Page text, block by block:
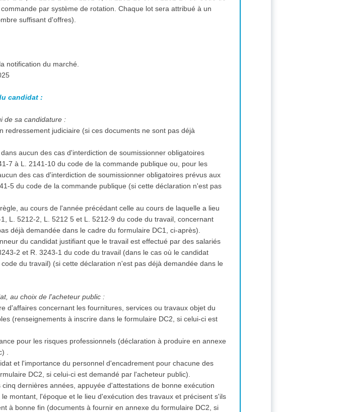
par système de rotation. Chaque lot sera attribué à un
suffisant d'offres).
notification du marché.
candidat :
de sa candidature :
judiciaire (si ces documents ne sont pas déjà
aucun des cas d'interdiction de soumissionner obligatoires
7 à L. 2141-10 du code de la commande publique ou, pour les
des cas d'interdiction de soumissionner obligatoires prévus aux
5 du code de la commande publique (si cette déclaration n'est pas
au cours de l'année précédant celle au cours de laquelle a lieu
L. 5212-2, L. 5212 5 et L. 5212-9 du code du travail, concernant
déjà demandée dans le cadre du formulaire DC1, ci-après).
du candidat justifiant que le travail est effectué par des salariés
2 et R. 3243-1 du code du travail (dans le cas où le candidat
du travail) (si cette déclaration n'est pas déjà demandée dans le
au choix de l'acheteur public :
d'affaires concernant les fournitures, services ou travaux objet du
(renseignements à inscrire dans le formulaire DC2, si celui-ci est
pour les risques professionnels (déclaration à produire en annexe
.
et l'importance du personnel d'encadrement pour chacune des
DC2, si celui-ci est demandé par l'acheteur public).
dernières années, appuyée d'attestations de bonne exécution
montant, l'époque et le lieu d'exécution des travaux et précisent s'ils
à bonne fin (documents à fournir en annexe du formulaire DC2, si